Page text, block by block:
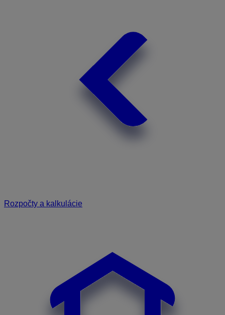
Rozpočty a kalkulácie